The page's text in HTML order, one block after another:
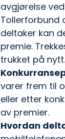
avgjørelse
Tollerforbund
deltaker kan
premie.
trukket på nytt.
varer frem til
eller etter
av premier.
Hvordan